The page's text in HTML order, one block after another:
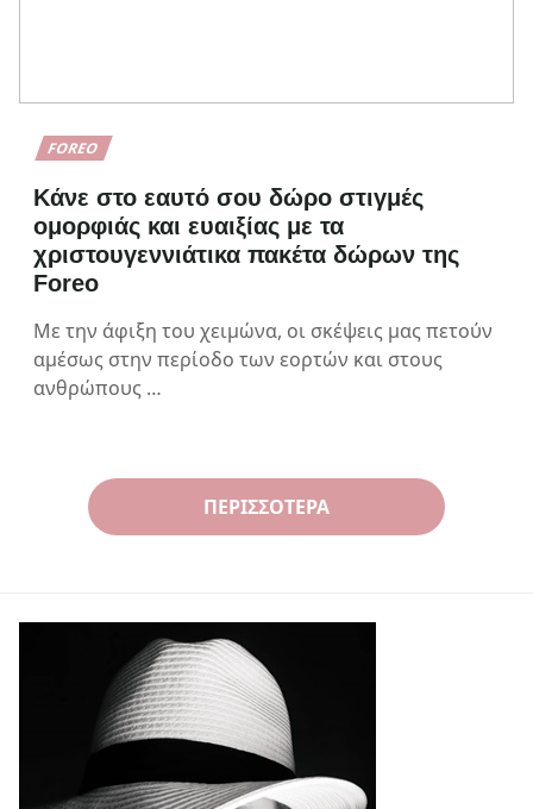
FOREO
Κάνε στο εαυτό σου δώρο στιγμές
ομορφιάς και ευαιξίας με τα
χριστουγεννιάτικα πακέτα δώρων της
Foreo
Με την άφιξη του χειμώνα, οι σκέψεις μας πετούν
αμέσως στην περίοδο των εορτών και στους
ανθρώπους …
ΠΕΡΙΣΣΌΤΕΡΑ